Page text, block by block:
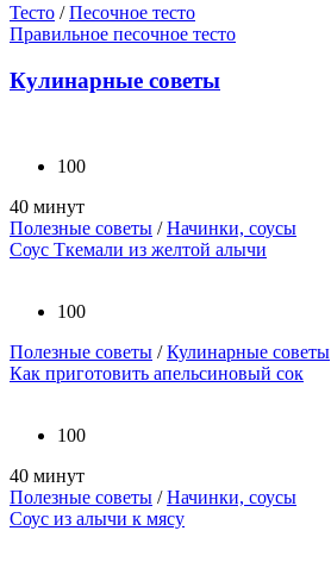
Тесто /Песочное тесто
Правильное песочное тесто
Кулинарные советы
100
40 минут
Полезные советы /Начинки, соусы
Соус Ткемали из желтой алычи
100
Полезные советы /Кулинарные советы
Как приготовить апельсиновый сок
100
40 минут
Полезные советы /Начинки, соусы
Соус из алычи к мясу